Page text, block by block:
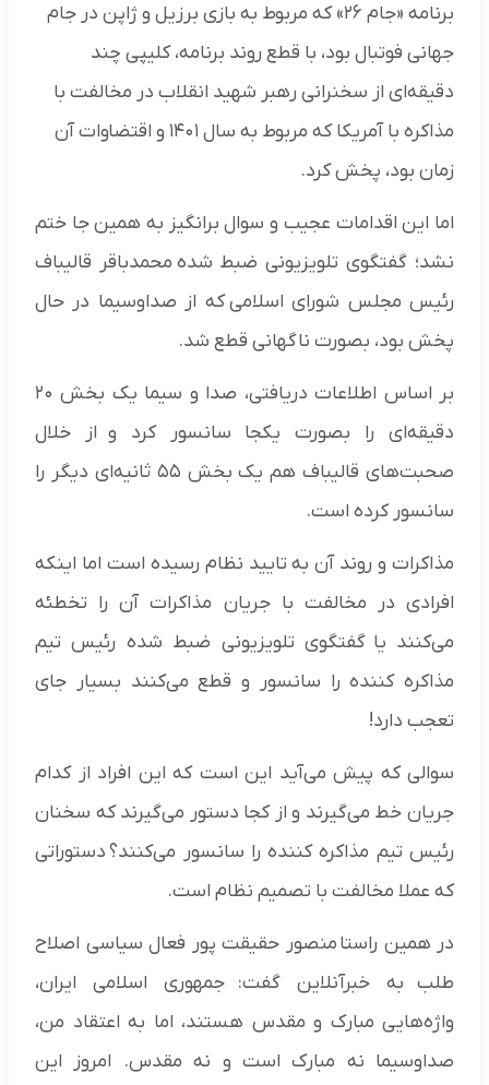
برنامه «جام ۲۶» که مربوط به بازی برزیل و ژاپن در جام
جهانی فوتبال بود، با قطع روند برنامه، کلیپی چند
دقیقه‌ای از سخنرانی رهبر شهید انقلاب در مخالفت با
مذاکره با آمریکا که مربوط به سال ۱۴۰۱ و اقتضاوات آن
زمان بود، پخش کرد.
اما این اقدامات عجیب و سوال برانگیز به همین جا ختم
نشد؛ گفتگوی تلویزیونی ضبط شده محمدباقر قالیباف
رئیس مجلس شورای اسلامی که از صداوسیما در حال
پخش بود، بصورت ناگهانی قطع شد.
بر اساس اطلاعات دریافتی، صدا و سیما یک بخش ۲۰
دقیقه‌ای را بصورت یکجا سانسور کرد و از خلال
صحبت‌های قالیباف هم یک بخش ۵۵ ثانیه‌ای دیگر را
سانسور کرده است.
مذاکرات و روند آن به تایید نظام رسیده است اما اینکه
افرادی در مخالفت با جریان مذاکرات آن را تخطئه
می‌کنند یا گفتگوی تلویزیونی ضبط شده رئیس تیم
مذاکره کننده را سانسور و قطع می‌کنند بسیار جای
تعجب دارد!
سوالی که پیش می‌آید این است که این افراد از کدام
جریان خط می‌گیرند و از کجا دستور می‌گیرند که سخنان
رئیس تیم مذاکره کننده را سانسور می‌کنند؟ دستوراتی
که عملا مخالفت با تصمیم نظام است.
در همین راستا منصور حقیقت پور فعال سیاسی اصلاح
طلب به خبرآنلاین گفت: جمهوری اسلامی ایران،
واژه‌هایی مبارک و مقدس هستند، اما به اعتقاد من،
صداوسیما نه مبارک است و نه مقدس. امروز این